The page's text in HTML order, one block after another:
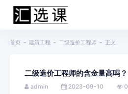
首页 建筑工程 二级造价工程师 正文
二级造价工程师的含金量高吗？
admin 2023-09-10 0